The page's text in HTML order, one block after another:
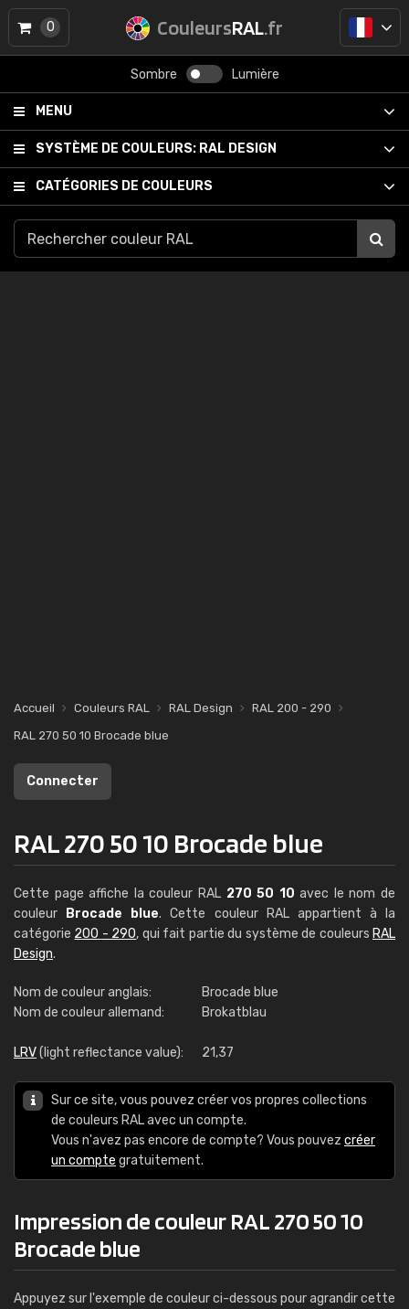
CouleursRAL.fr
Sombre Lumière
MENU
SYSTÈME DE COULEURS: RAL DESIGN
CATÉGORIES DE COULEURS
0
Accueil Couleurs RAL RAL Design
RAL 200 - 290
RAL 270 50 10 Brocade blue
Connecter
RAL 270 50 10 Brocade blue
Cette page affiche la couleur RAL 270 50 10 avec le nom de
couleur
Brocade blue. Cette couleur RAL appartient à la
catégorie 200 - 290, qui fait partie du système de couleurs RAL
Design.
Nom de couleur anglais:
Brocade blue
Nom de couleur allemand:
Brokatblau
LRV(light reflectance value): 21,37
Sur ce site, vous pouvez créer vos propres collections
de couleurs RAL avec un compte.
Vous n'avez pas encore de compte? Vous pouvez créer
un compte gratuitement.
Impression de couleur RAL 270 50 10
Brocade blue
Appuyez sur l'exemple de couleur ci-dessous pour agrandir cette